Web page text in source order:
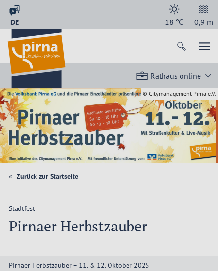
DE 18 ℃ 0,9 m
Rathaus online
© Citymanagement Pirna e.V.
Zurück zur Startseite
Stadtfest
Pirnaer Herbstzauber
Pirnaer Herbstzauber – 11. & 12. Oktober 2025